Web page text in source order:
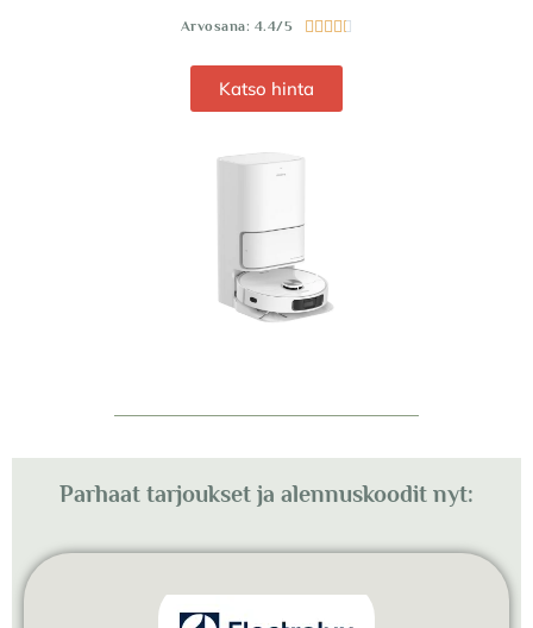
Arvosana: 4.4/5     
Katso hinta
Parhaat tarjoukset ja alennuskoodit nyt: